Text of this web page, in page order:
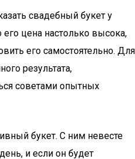
свадебный букет у
цена настолько высока,
его самостоятельно. Для
результата,
советами опытных
букет. С ним невесте
и если он будет